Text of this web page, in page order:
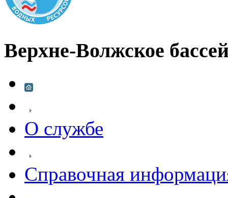
Верхне-Волжское
О службе
Справочная